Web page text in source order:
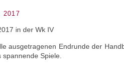
2017
in der Wk IV
ausgetragenen Endrunde der
Spiele.